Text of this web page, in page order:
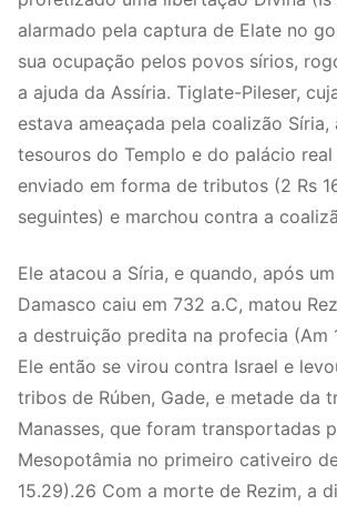
alarmado pela captura de Elate no
sua ocupação pelos povos sírios,
a ajuda da Assíria. Tiglate-Pileser,
estava ameaçada pela coalizão Síria,
tesouros do Templo e do palácio
enviado em forma de tributos (2 Rs
seguintes) e marchou contra a
Ele atacou a Síria, e quando, após
Damasco caiu em 732 a.C, matou
a destruição predita na profecia (Am
Ele então se virou contra Israel e
tribos de Rúben, Gade, e metade da
Manasses, que foram transportadas
Mesopotâmia no primeiro cativeiro
15.29).26 Com a morte de Rezim, a